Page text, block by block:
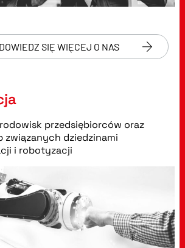
DOWIEDZ SIĘ WIĘCEJ O NAS
przedsiębiorców oraz
związanych dziedzinami
i robotyzacji